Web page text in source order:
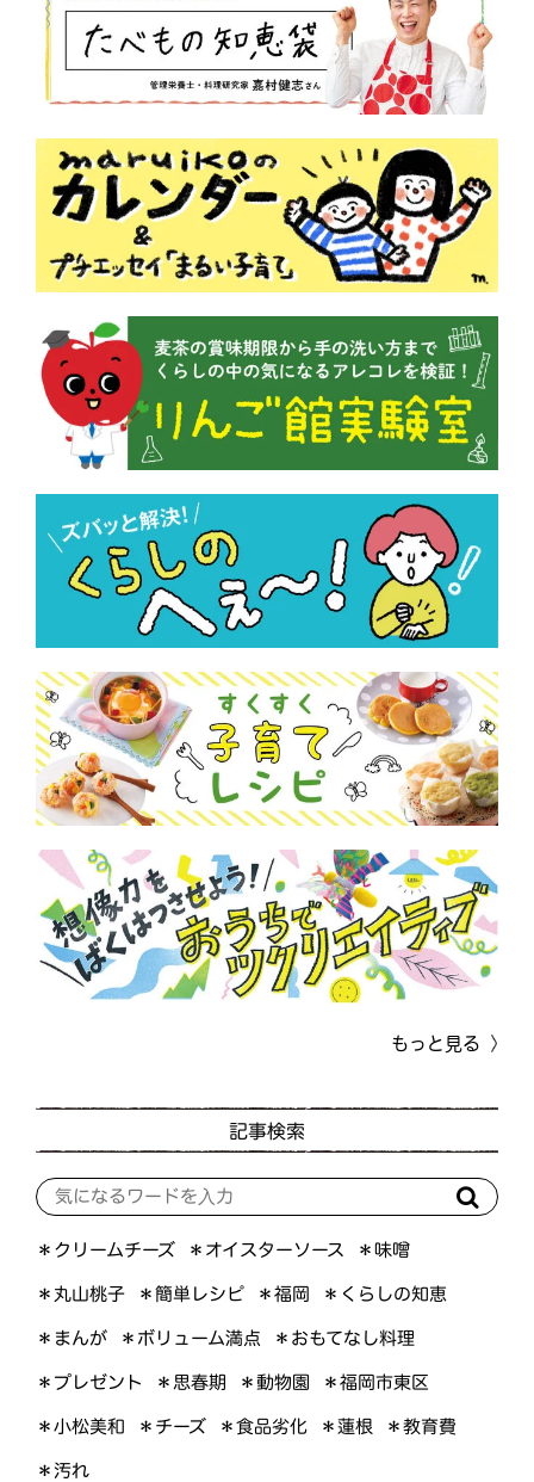
もっと見る
記事検索
＊クリームチーズ ＊オイスターソース ＊味噌
＊丸山桃子 ＊簡単レシピ ＊福岡 ＊くらしの知恵
＊まんが ＊ボリューム満点 ＊おもてなし料理
＊プレゼント ＊思春期 ＊動物園 ＊福岡市東区
＊小松美和 ＊チーズ ＊食品劣化 ＊蓮根 ＊教育費
＊汚れ